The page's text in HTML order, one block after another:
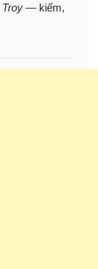
Troy — kiếm,